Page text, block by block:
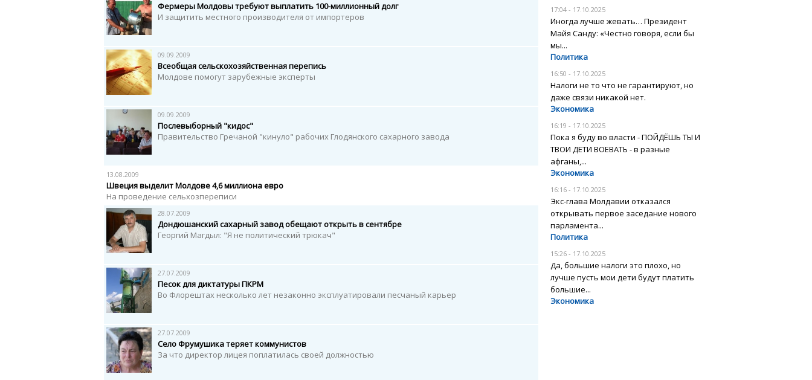
Фермеры Молдовы требуют выплатить 100-миллионный долг
И защитить местного производителя от импортеров
09.09.2009
Всеобщая сельскохозяйственная перепись
Молдове помогут зарубежные эксперты
09.09.2009
Послевыборный "кидос"
Правительство Гречаной "кинуло" рабочих Глодянского сахарного завода
13.08.2009
Швеция выделит Молдове 4,6 миллиона евро
На проведение сельхозпереписи
28.07.2009
Дондюшанский сахарный завод обещают открыть в сентябре
Георгий Магдыл: "Я не политический трюкач"
27.07.2009
Песок для диктатуры ПКРМ
Во Флорештах несколько лет незаконно эксплуатировали песчаный карьер
27.07.2009
Село Фрумушика теряет коммунистов
За что директор лицея поплатилась своей должностью
17:04 - 17.10.2025
Иногда лучше жевать… Президент
Майя Санду: «Честно говоря, если бы
мы...
Политика
16:50 - 17.10.2025
Налоги не то что не гарантируют, но
даже связи никакой нет.
Экономика
16:19 - 17.10.2025
Пока я буду во власти - ПОЙДЁШЬ ТЫ И
ТВОИ ДЕТИ ВОЕВАТЬ - в разные
афганы,...
Экономика
16:16 - 17.10.2025
Экс-глава Молдавии отказался
открывать первое заседание нового
парламента...
Политика
15:26 - 17.10.2025
Да, большие налоги это плохо, но
лучше пусть мои дети будут платить
большие...
Экономика